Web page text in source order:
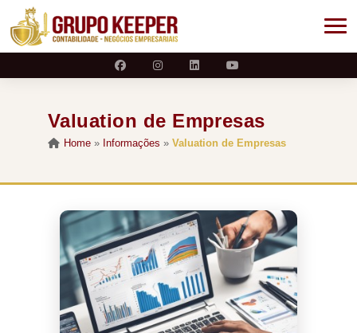
Valuation de Empresas
Home» Informações » Valuation de Empresas